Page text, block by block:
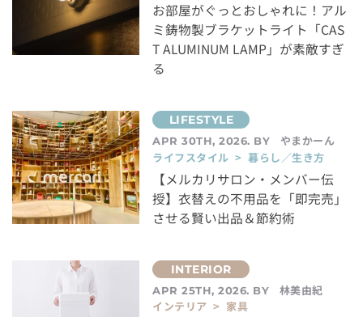
お部屋がぐっとおしゃれに！アル
ミ鋳物製ブラケットライト「CAS
T ALUMINUM LAMP」が素敵すぎ
る
APR 30TH, 2026. BY
やまかーん
ライフスタイル > 暮らし／生き方
【メルカリサロン・メンバー伝
授】衣替えの不用品を「即完売」
させる賢い出品＆節約術
APR 25TH, 2026. BY
林美由紀
インテリア > 家具